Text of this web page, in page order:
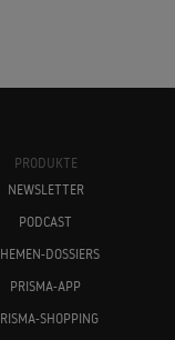
PRODUKTE
NEWSLETTER
PODCAST
DOSSIERS
PRISMA-APP
SHOPPING